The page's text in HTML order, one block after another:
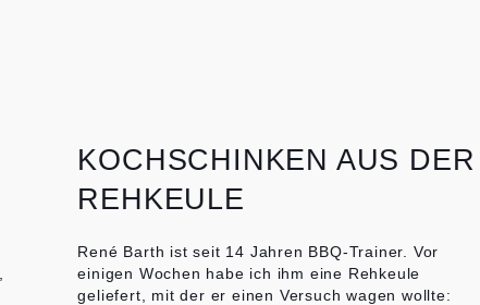
KOCHSCHINKEN AUS DER
REHKEULE
René Barth ist seit 14 Jahren BBQ-Trainer. Vor
einigen Wochen habe ich ihm eine Rehkeule
geliefert, mit der er einen Versuch wagen wollte: